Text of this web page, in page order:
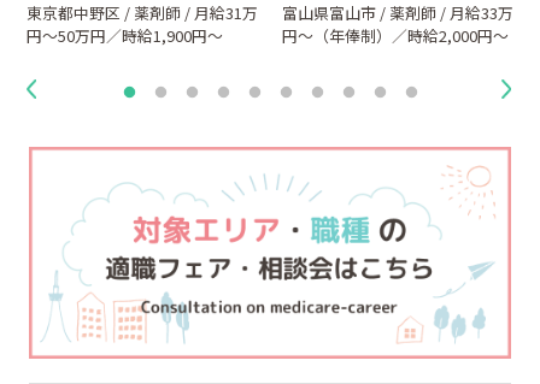
東京都中野区 / 薬剤師 / 月給31万
円～50万円／時給1,900円～
富山県富山市 / 薬剤師 / 月給33万
円～（年俸制）／時給2,000円～